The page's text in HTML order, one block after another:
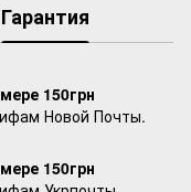
Гарантия
150грн
Новой Почты.
150грн